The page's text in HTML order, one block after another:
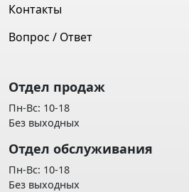
Контакты
Вопрос / Ответ
Отдел продаж
Пн-Вс: 10-18
Без выходных
Отдел обслуживания
Пн-Вс: 10-18
Без выходных